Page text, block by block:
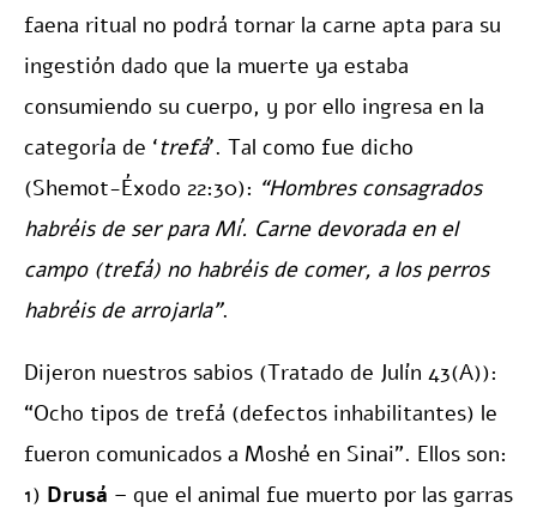
faena ritual no podrá tornar la carne apta para su
ingestión dado que la muerte ya estaba
consumiendo su cuerpo, y por ello ingresa en la
categoría de ‘trefá’. Tal como fue dicho
(Shemot-Éxodo 22:30): “Hombres consagrados
habréis de ser para Mí. Carne devorada en el
campo (trefá) no habréis de comer, a los perros
habréis de arrojarla”.
Dijeron nuestros sabios (Tratado de Julín 43(A)):
“Ocho tipos de trefá (defectos inhabilitantes) le
fueron comunicados a Moshé en Sinai”. Ellos son:
1) Drusá – que el animal fue muerto por las garras